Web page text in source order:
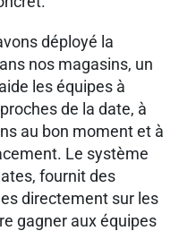
déployé la
nos magasins, un
les équipes à
de la date, à
au bon moment et à
Le système
fournit des
directement sur les
gagner aux équipes